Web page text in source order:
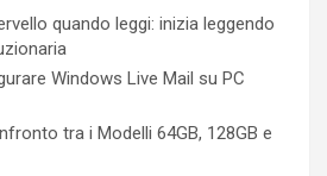
quando leggi: inizia leggendo
Windows Live Mail su PC
tra i Modelli 64GB, 128GB e